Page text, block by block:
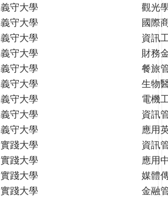
義守大學
觀光
義守大學
國際
義守大學
資訊
義守大學
財務
義守大學
餐旅
義守大學
生物
義守大學
電機
義守大學
資訊
義守大學
應用
實踐大學
資訊
實踐大學
應用
實踐大學
媒體
實踐大學
金融